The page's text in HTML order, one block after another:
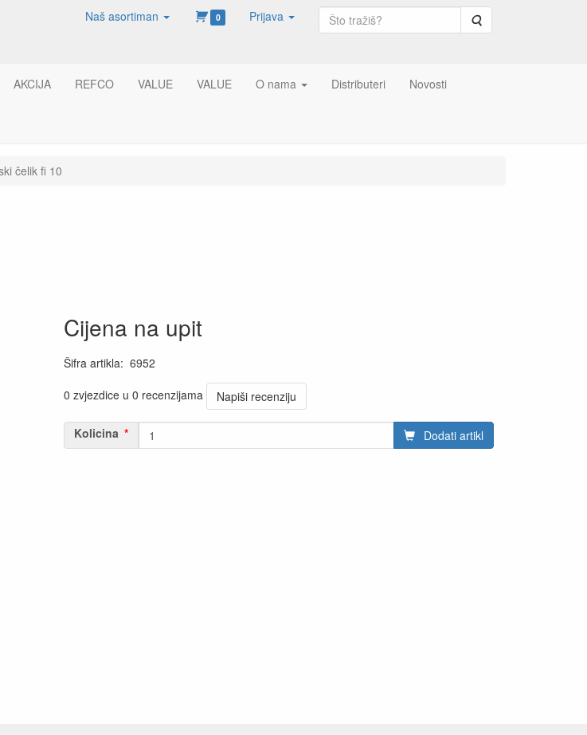
Naš asortiman 0 Prijava Pretraga
AKCIJA REFCO VALUE VALUE O nama Distributeri Novosti
čelik fi 10
Cijena na upit
Šifra artikla: 6952
0 zvjezdice u 0 recenzijama
Napiši recenziju
Kolicina Dodati artikl